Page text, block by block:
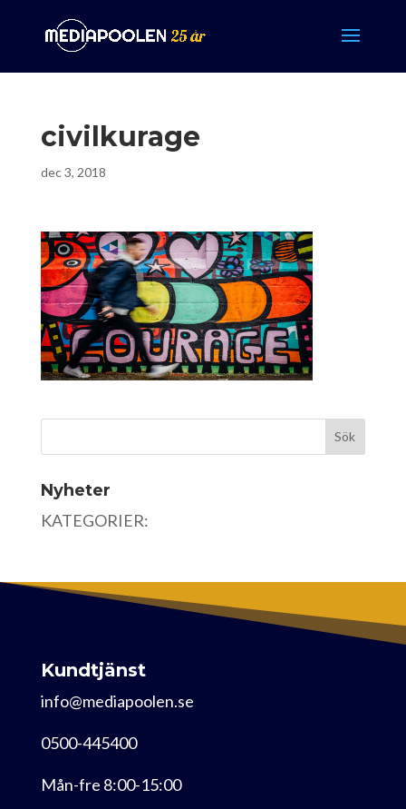
civilkurage
dec 3, 2018
Nyheter
KATEGORIER:
Kundtjänst
info@mediapoolen.se
0500-445400
Mån-fre 8:00-15:00